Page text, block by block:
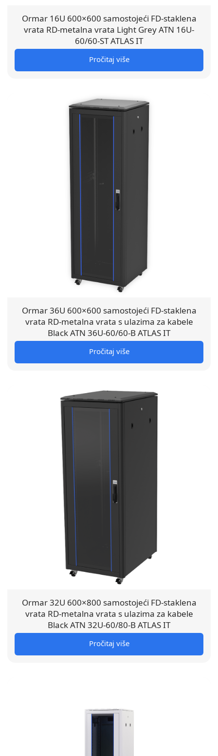
Ormar 16U 600×600 samostojeći FD-staklena
vrata RD-metalna vrata Light Grey ATN 16U-
60/60-ST ATLAS IT
Pročitaj više
Ormar 36U 600×600 samostojeći FD-staklena
vrata RD-metalna vrata s ulazima za kabele
Black ATN 36U-60/60-B ATLAS IT
Pročitaj više
Ormar 32U 600×800 samostojeći FD-staklena
vrata RD-metalna vrata s ulazima za kabele
Black ATN 32U-60/80-B ATLAS IT
Pročitaj više